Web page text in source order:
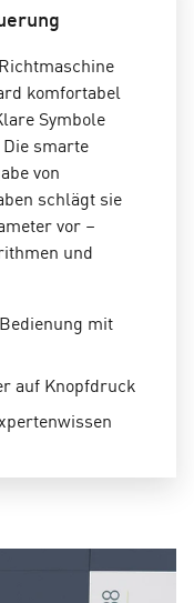
komfortabel
Symbole
smarte
von
schlägt sie
vor –
und
mit
auf Knopfdruck